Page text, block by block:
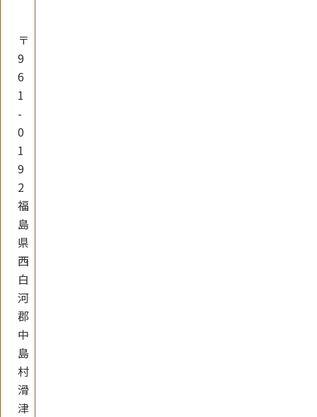
〒
9
6
1
-
0
1
9
2
福
島
県
西
白
河
郡
中
島
村
滑
津